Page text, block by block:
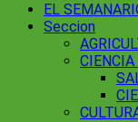
EL
Seccion
CIENCIA